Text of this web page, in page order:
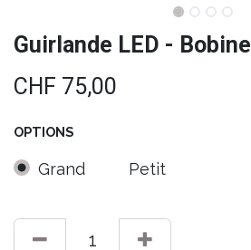
Guirlande LED - Bobine
CHF 75,00
OPTIONS
Grand Petit